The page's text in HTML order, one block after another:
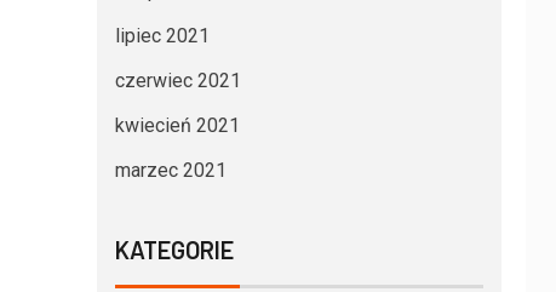
lipiec 2021
czerwiec 2021
kwiecień 2021
marzec 2021
KATEGORIE